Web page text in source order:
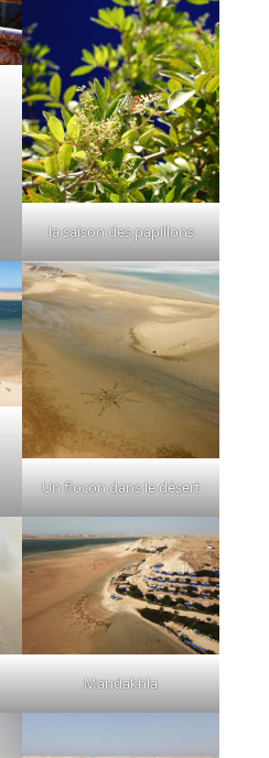
la saison des papillons
Un flocon dans le désert
Mandakhla